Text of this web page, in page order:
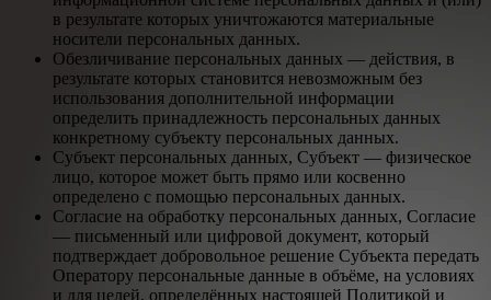
в результате которых уничтожаются материальные
носители персональных данных.
Обезличивание персональных данных — действия, в
результате которых становится невозможным без
использования дополнительной информации
определить принадлежность персональных данных
конкретному субъекту персональных данных.
Субъект персональных данных, Субъект — физическое
лицо, которое может быть прямо или косвенно
определено с помощью персональных данных.
Согласие на обработку персональных данных, Согласие
— письменный или цифровой документ, который
подтверждает добровольное решение Субъекта передать
Оператору персональные данные в объёме, на условиях
и для целей, определённых настоящей Политикой и